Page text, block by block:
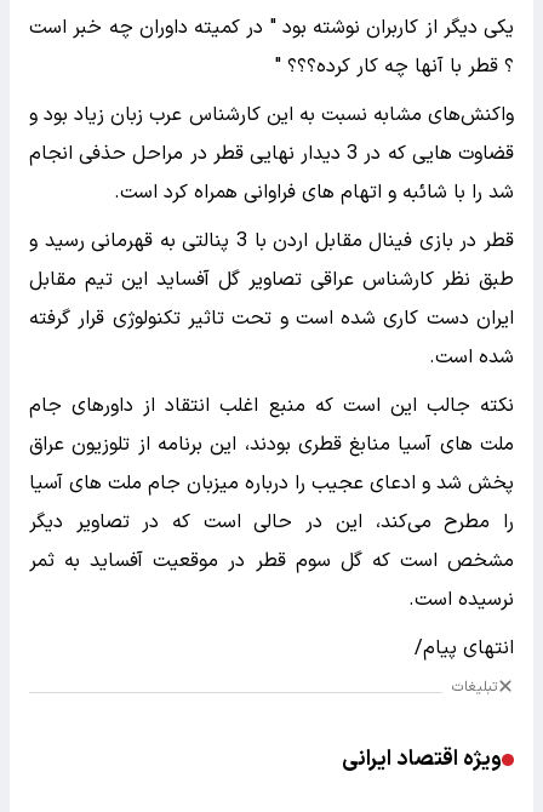
یکی دیگر از کاربران نوشته بود " در کمیته داوران چه خبر است
؟ قطر با آنها چه کار کرده؟؟؟ "
واکنش‌های مشابه نسبت به این کارشناس عرب زبان زیاد بود و
قضاوت هایی که در 3 دیدار نهایی قطر در مراحل حذفی انجام
شد را با شائبه و اتهام های فراوانی همراه کرد است.
قطر در بازی فینال مقابل اردن با 3 پنالتی به قهرمانی رسید و
طبق نظر کارشناس عراقی تصاویر گل آفساید این تیم مقابل
ایران دست کاری شده است و تحت تاثیر تکنولوژی قرار گرفته
شده است.
نکته جالب این است که منبع اغلب انتقاد از داورهای جام
ملت های آسیا منابغ قطری بودند، این برنامه از تلوزیون عراق
پخش شد و ادعای عجیب را درباره میزبان جام ملت های آسیا
را مطرح می‌کند، این در حالی است که در تصاویر دیگر
مشخص است که گل سوم قطر در موقعیت آفساید به ثمر
نرسیده است.
انتهای پیام/
تبلیغات
ویژه اقتصاد ایرانی